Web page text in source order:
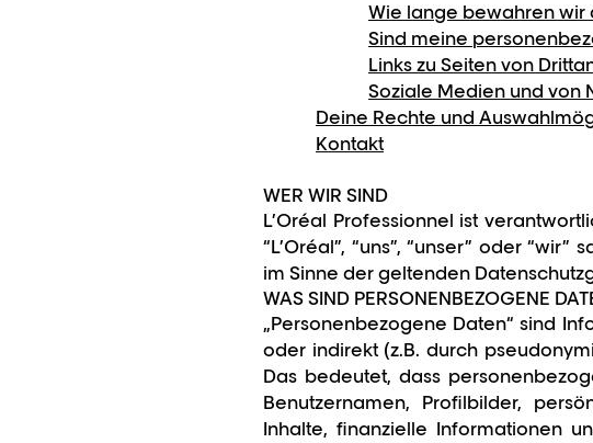
Wie lange bewahren
Sind meine
Links zu Seiten von
Soziale Medien und von
Deine Rechte und
Kontakt
WER WIR SIND
L’Oréal Professionnel ist
“L’Oréal”, “uns”, “unser” oder
im Sinne der geltenden
WAS SIND PERSONENBEZOGENE
„Personenbezogene Daten“ sind
oder indirekt (z.B. durch
Das bedeutet, dass
Benutzernamen, Profilbilder,
Inhalte, finanzielle Informationen